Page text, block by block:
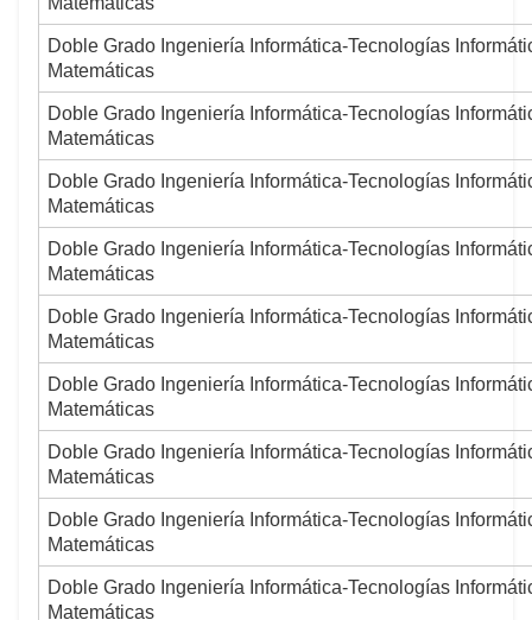
Doble Grado Ingeniería Informática-Tecnologías
Matemáticas
Doble Grado Ingeniería Informática-Tecnologías
Matemáticas
Doble Grado Ingeniería Informática-Tecnologías
Matemáticas
Doble Grado Ingeniería Informática-Tecnologías
Matemáticas
Doble Grado Ingeniería Informática-Tecnologías
Matemáticas
Doble Grado Ingeniería Informática-Tecnologías
Matemáticas
Doble Grado Ingeniería Informática-Tecnologías
Matemáticas
Doble Grado Ingeniería Informática-Tecnologías
Matemáticas
Doble Grado Ingeniería Informática-Tecnologías
Matemáticas